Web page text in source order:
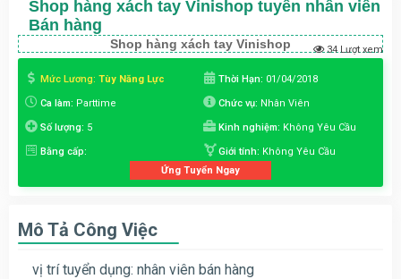
Shop hàng xách tay Vinishop tuyển nhân viên
Bán hàng
Shop hàng xách tay Vinishop 34 Lượt xem
Mức Lương: Tùy Năng Lực Thời Hạn: 01/04/2018
Ca làm: Parttime Chức vụ: Nhân Viên
Số lượng: 5 Kinh nghiệm: Không Yêu Cầu
Bằng cấp: Giới tính: Không Yêu Cầu
Ứng Tuyển Ngay
Mô Tả Công Việc
vị trí tuyển dụng: nhân viên bán hàng